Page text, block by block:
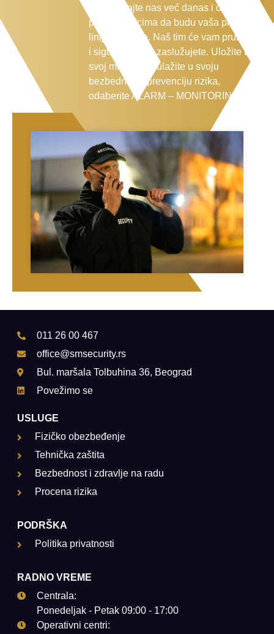
Kontaktirajte nas već danas i dopustite
profesionalcima da budu vaša prva
linija odbrane. Naš tim će vam pruži mir
i sigurnost koju zaslužujete. Uložite u
svoj miran san, ulažite u svoju
bezbednost i prevenciju rizika,
odaberite ALARM – MONITORING!
011 26 00 467
office@smsecurity.rs
Bul. maršala Tolbuhina 36, Beograd
Povežimo se
USLUGE
Fizičko obezbeđenje
Tehnička zaštita
Bezbednost i zdravlje na radu
Procena rizika
PODRŠKA
Politika privatnosti
RADNO VREME
Centrala:
Ponedeljak - Petak 09:00 - 17:00
Operativni centri: